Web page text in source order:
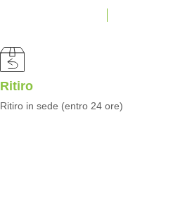
Ritiro
Ritiro in sede (entro 24 ore)